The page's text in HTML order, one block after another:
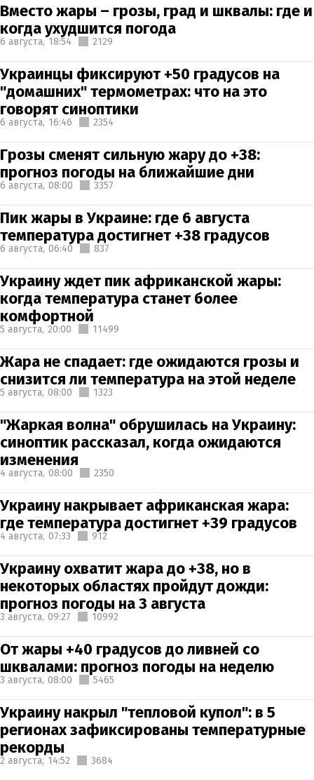
Вместо жары – грозы, град и шквалы: где и
когда ухудшится погода
6 августа, 18:54 2129
Украинцы фиксируют +50 градусов на
"домашних" термометрах: что на это
говорят синоптики
6 августа, 16:46 2354
Грозы сменят сильную жару до +38:
прогноз погоды на ближайшие дни
6 августа, 08:00 3357
Пик жары в Украине: где 6 августа
температура достигнет +38 градусов
6 августа, 06:40 837
Украину ждет пик африканской жары:
когда температура станет более
комфортной
5 августа, 20:00 11499
Жара не спадает: где ожидаются грозы и
снизится ли температура на этой неделе
5 августа, 08:00 1323
"Жаркая волна" обрушилась на Украину:
синоптик рассказал, когда ожидаются
изменения
4 августа, 08:00 2350
Украину накрывает африканская жара:
где температура достигнет +39 градусов
4 августа, 07:33 912
Украину охватит жара до +38, но в
некоторых областях пройдут дожди:
прогноз погоды на 3 августа
3 августа, 09:27 10992
От жары +40 градусов до ливней со
шквалами: прогноз погоды на неделю
3 августа, 08:00 5465
Украину накрыл "тепловой купол": в 5
регионах зафиксированы температурные
рекорды
2 августа, 14:52 3684